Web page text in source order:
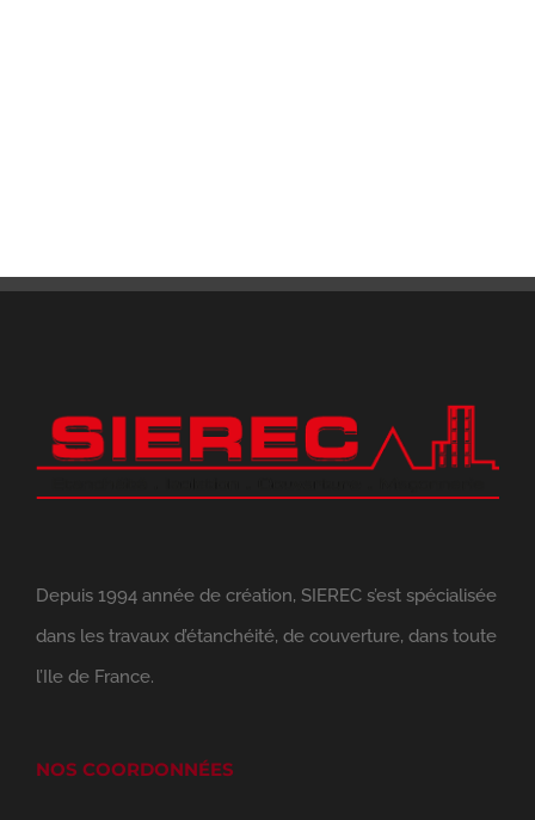
Depuis 1994 année de création, SIEREC s’est spécialisée
dans les travaux d’étanchéité, de couverture, dans toute
l’Ile de France.
NOS COORDONNÉES